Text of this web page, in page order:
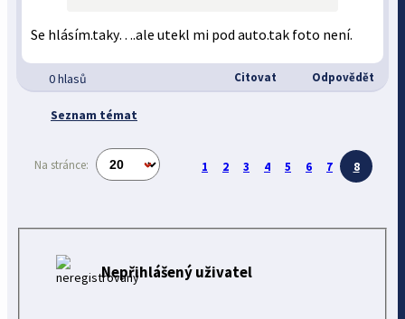
Se hlásím.taky….ale utekl mi pod auto.tak foto není.
0 hlasů Citovat Odpovědět
Seznam témat
Na stránce: 1 2 3 4 5 6 7 8
Nepřihlášený uživatel